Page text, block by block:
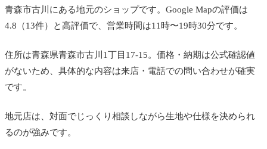
青森市古川にある地元のショップです。Google Mapの評価は
4.8（13件）と高評価で、営業時間は11時〜19時30分です。
住所は青森県青森市古川1丁目17-15。価格・納期は公式確認値
がないため、具体的な内容は来店・電話での問い合わせが確実
です。
地元店は、対面でじっくり相談しながら生地や仕様を決められ
るのが強みです。